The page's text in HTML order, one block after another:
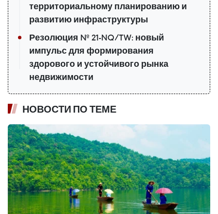
территориальному планированию и
развитию инфраструктуры
Резолюция № 21-NQ/TW: новый
импульс для формирования
здорового и устойчивого рынка
недвижимости
НОВОСТИ ПО ТЕМЕ